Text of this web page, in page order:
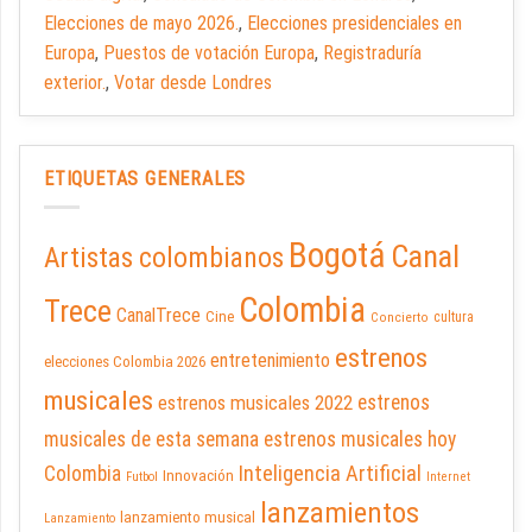
Elecciones de mayo 2026., Elecciones presidenciales en
Europa, Puestos de votación Europa, Registraduría
exterior., Votar desde Londres
ETIQUETAS GENERALES
Artistas colombianos Bogotá Canal
Trece CanalTrece Cine Colombia Concierto cultura
elecciones Colombia 2026 entretenimiento estrenos
musicales estrenos musicales 2022 estrenos
musicales de esta semana estrenos musicales hoy
Colombia Futbol Innovación Inteligencia Artificial Internet
Lanzamiento lanzamiento musical
lanzamientos